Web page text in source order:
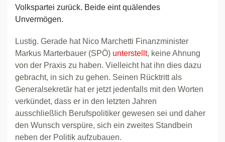
Volkspartei zurück. Beide eint quälendes
Unvermögen.
Lustig. Gerade hat Nico Marchetti Finanzminister
Markus Marterbauer (SPÖ) unterstellt, keine Ahnung
von der Praxis zu haben. Vielleicht hat ihn dies dazu
gebracht, in sich zu gehen. Seinen Rücktritt als
Generalsekretär hat er jetzt jedenfalls mit den Worten
verkündet, dass er in den letzten Jahren
ausschließlich Berufspolitiker gewesen sei und daher
den Wunsch verspüre, sich ein zweites Standbein
neben der Politik aufzubauen.